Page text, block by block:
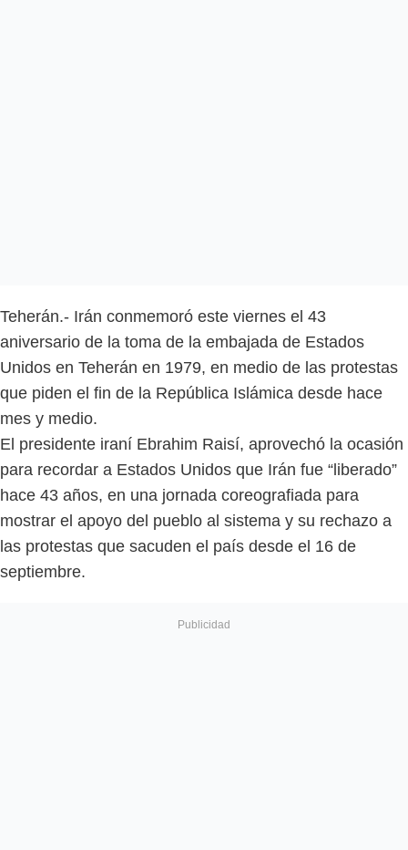
Teherán.- Irán conmemoró este viernes el 43
aniversario de la toma de la embajada de Estados
Unidos en Teherán en 1979, en medio de las protestas
que piden el fin de la República Islámica desde hace
mes y medio.
El presidente iraní Ebrahim Raisí, aprovechó la ocasión
para recordar a Estados Unidos que Irán fue “liberado”
hace 43 años, en una jornada coreografiada para
mostrar el apoyo del pueblo al sistema y su rechazo a
las protestas que sacuden el país desde el 16 de
septiembre.